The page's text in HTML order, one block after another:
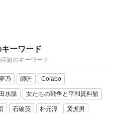
ーワード
題のキーワード
乃 師匠 Colabo
水脈 女たちの戦争と平和資料館
石破茂 朴元淳 黄虎男